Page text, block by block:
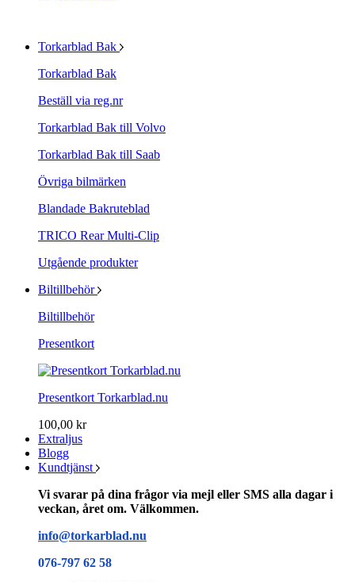
Torkarblad Bak
Torkarblad Bak
Beställ via reg.nr
Torkarblad Bak till Volvo
Torkarblad Bak till Saab
Övriga bilmärken
Blandade Bakruteblad
TRICO Rear Multi-Clip
Utgående produkter
Biltillbehör
Biltillbehör
Presentkort
Presentkort Torkarblad.nu
100,00 kr
Extraljus
Blogg
Kundtjänst
Vi svarar på dina frågor via mejl eller SMS alla dagar i
veckan, året om. Välkommen.
info@torkarblad.nu
076-797 62 58